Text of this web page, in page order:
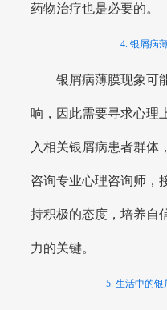
药物治疗也是必要的。
4. 银屑病
银屑病薄膜现象可能
响，因此需要寻求心理
入相关银屑病患者群体
咨询专业心理咨询师，
持积极的态度，培养自
力的关键。
5. 生活中的